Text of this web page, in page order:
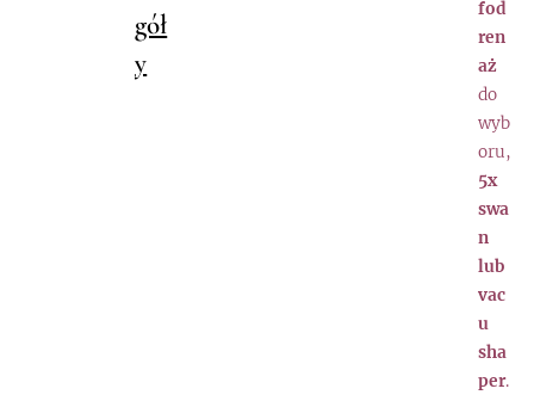
gół
y
fod
ren
aż
do
wyb
oru,
5x
swa
n
lub
vac
u
sha
per.